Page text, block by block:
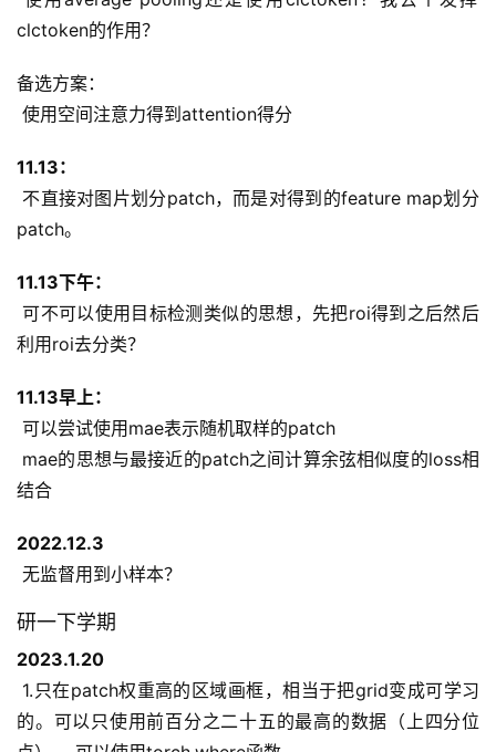
clctoken的作用？
备选方案：
使用空间注意力得到attention得分
11.13：
patch。
11.13下午：
可不可以使用目标检测类似的思想，先把roi得到之后然后
利用roi去分类？
11.13早上：
可以尝试使用mae表示随机取样的patch
结合
2022.12.3
无监督用到小样本？
研一下学期
2023.1.20
的。可以只使用前百分之二十五的最高的数据（上四分位